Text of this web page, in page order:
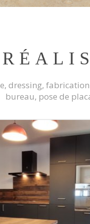
dressing,
bureau, pose de